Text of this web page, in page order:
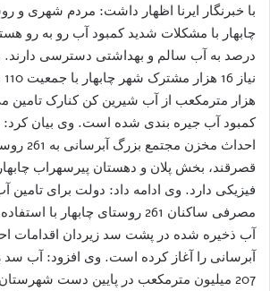
با خبرنگار ایرنا اظهار داشت: مردم شهری و
درصد به آب سالم و بهداشتی دسترسی
هزار مترمکعب از آب شیرین کن کنارک
کمبود آب جیره بندی شده است. وی بیان کرد:
احداث
فیزیکی دارد. وی ادامه داد: دولت برای تامین
مصرفی ساکنان 261 روستای چابهار با
آب ذخیره شده در پشت سد زیردان اقدامات
آبرسانی را آغاز کرده است. وی افزود: آب سد
207 میلیون مترمکعب در پایین دست